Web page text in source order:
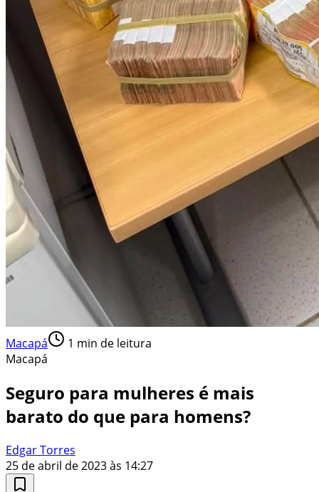
Macapá 1 min de leitura
Macapá
Seguro para mulheres é mais
barato do que para homens?
Edgar Torres
25 de abril de 2023 às 14:27